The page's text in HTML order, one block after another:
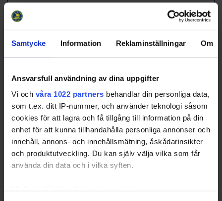
Samtycke Information Reklaminställningar Om
Ansvarsfull användning av dina uppgifter
Vi och våra 1022 partners behandlar din personliga data,
som t.ex. ditt IP-nummer, och använder teknologi såsom
cookies för att lagra och få tillgång till information på din
enhet för att kunna tillhandahålla personliga annonser och
innehåll, annons- och innehållsmätning, åskådarinsikter
och produktutveckling. Du kan själv välja vilka som får
använda din data och i vilka syften.
Med din tillåtelse skulle vi även vilja:
20
1.98
2
2.56
6
TRA 10 77,33 4,00 18,67
Totals 79,84 4,74 15,42 255 4.22
Average 80,36 4,14 15,50 4.22
4.23
Sorted by lowerGoalAgainstA verage per 60 minutes and higher Games
layed.
DAL- HC Dalen VIT- HC Vita Hästen
HV71- HV 71 LHC- Linköping HC
MJÖ
- Mjölby HC TRA